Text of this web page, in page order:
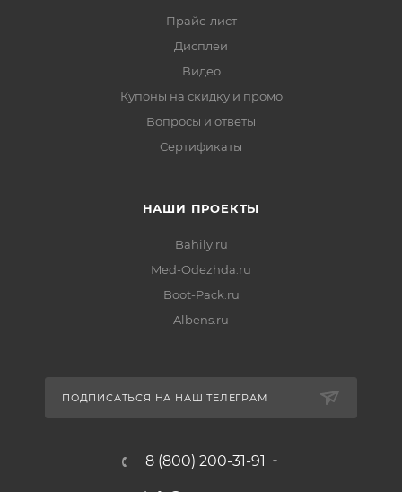
Прайс-лист
Дисплеи
Видео
Купоны на скидку и промо
Вопросы и ответы
Сертификаты
НАШИ ПРОЕКТЫ
Bahily.ru
Med-Odezhda.ru
Boot-Pack.ru
Albens.ru
ПОДПИСАТЬСЯ НА НАШ ТЕЛЕГРАМ
8 (800) 200-31-91